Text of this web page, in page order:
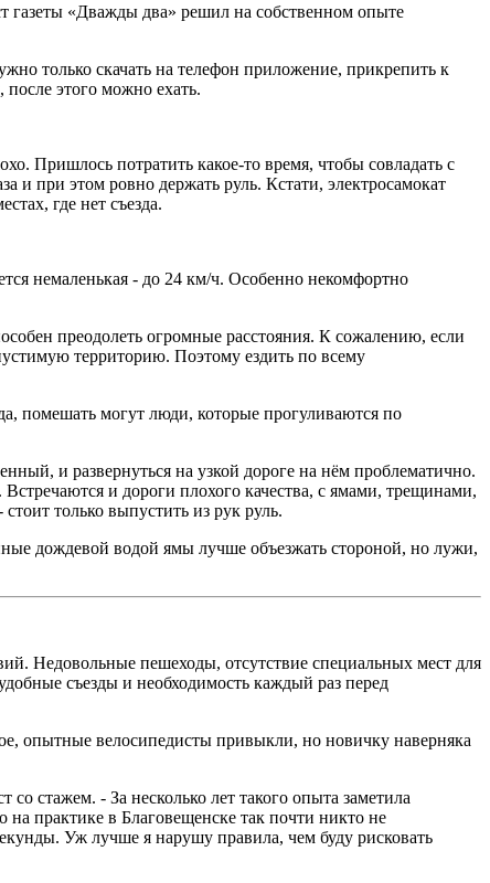
газеты «Дважды два» решил на собственном опыте
только скачать на телефон приложение, прикрепить к
этого можно ехать.
Пришлось потратить какое-то время, чтобы совладать с
и при этом ровно держать руль. Кстати, электросамокат
где нет съезда.
немаленькая - до 24 км/ч. Особенно некомфортно
преодолеть огромные расстояния. К сожалению, если
территорию. Поэтому ездить по всему
помешать могут люди, которые прогуливаются по
и развернуться на узкой дороге на нём проблематично.
и дороги плохого качества, с ямами, трещинами,
только выпустить из рук руль.
дождевой водой ямы лучше объезжать стороной, но лужи,
Недовольные пешеходы, отсутствие специальных мест для
съезды и необходимость каждый раз перед
опытные велосипедисты привыкли, но новичку наверняка
стажем. - За несколько лет такого опыта заметила
практике в Благовещенске так почти никто не
Уж лучше я нарушу правила, чем буду рисковать